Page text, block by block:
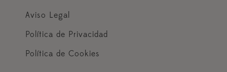
Aviso Legal
Política de Privacidad
Política de Cookies